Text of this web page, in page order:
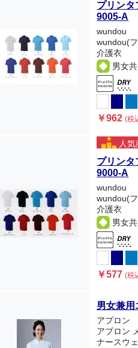
プリン
9005-A
wundou
wundou(
介護衣
男女
￥962(税
人気
プリン
9000-A
wundou
wundou(
介護衣
男女
￥577(税
男女兼
アプロン
アプロン
ナースウ